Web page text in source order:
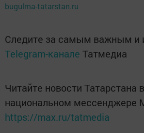
bugulma-tatarstan.ru
Следите за самым важным и
Telegram-канале Татмедиа
Читайте новости Татарстана в
национальном мессенджере
https://max.ru/tatmedia